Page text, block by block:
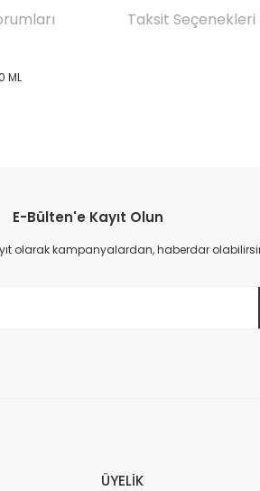
Taksit Seçenekleri
ML
bulunuyor.
E-Bülten'e Kayıt Olun
olarak kampanyalardan, haberdar
ÜYELİK